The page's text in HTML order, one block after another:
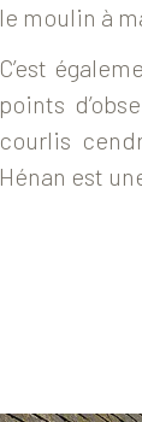
le moulin à
C’est
points
courlis
Hénan est